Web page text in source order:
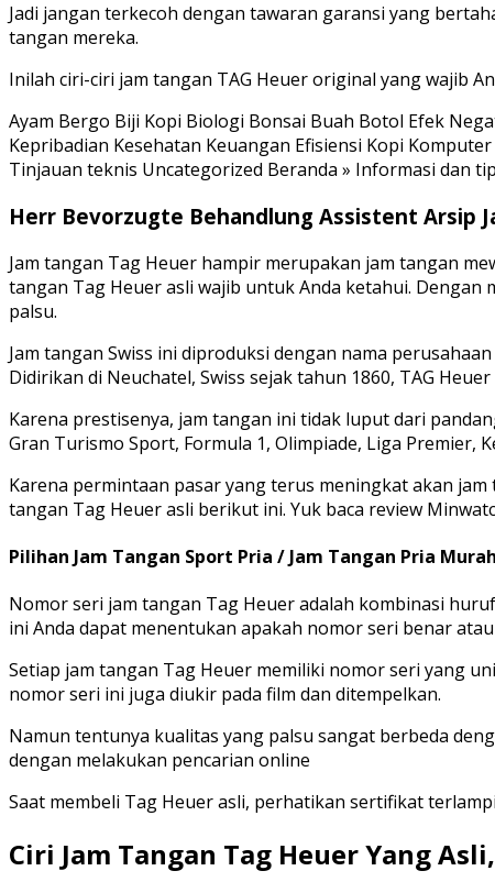
Jadi jangan terkecoh dengan tawaran garansi yang
tangan mereka.
Inilah ciri-ciri jam tangan TAG Heuer original yang wajib
Ayam Bergo Biji Kopi Biologi Bonsai Buah Botol Efek
Kepribadian Kesehatan Keuangan Efisiensi Kopi
Tinjauan teknis Uncategorized Beranda » Informasi dan
Herr Bevorzugte Behandlung Assistent Arsip
Jam tangan Tag Heuer hampir merupakan jam tangan
tangan Tag Heuer asli wajib untuk Anda ketahui. Dengan
palsu.
Jam tangan Swiss ini diproduksi dengan nama
Didirikan di Neuchatel, Swiss sejak tahun 1860, TAG
Karena prestisenya, jam tangan ini tidak luput dari
Gran Turismo Sport, Formula 1, Olimpiade, Liga Premier,
Karena permintaan pasar yang terus meningkat akan
tangan Tag Heuer asli berikut ini. Yuk baca review
Pilihan Jam Tangan Sport Pria / Jam Tangan Pria
Nomor seri jam tangan Tag Heuer adalah kombinasi
ini Anda dapat menentukan apakah nomor seri benar
Setiap jam tangan Tag Heuer memiliki nomor seri yang
nomor seri ini juga diukir pada film dan ditempelkan.
Namun tentunya kualitas yang palsu sangat berbeda
dengan melakukan pencarian online
Saat membeli Tag Heuer asli, perhatikan sertifikat
Ciri Jam Tangan Tag Heuer Yang